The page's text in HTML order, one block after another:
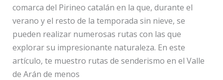
comarca del Pirineo catalán en la que, durante el
verano y el resto de la temporada sin nieve, se
pueden realizar numerosas rutas con las que
explorar su impresionante naturaleza. En este
artículo, te muestro rutas de senderismo en el Valle
de Arán de menos